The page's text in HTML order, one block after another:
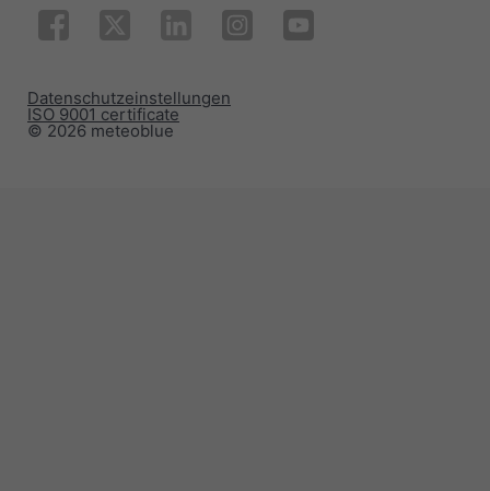
© 2026 meteoblue
ISO 9001 certificate
Datenschutzeinstellungen